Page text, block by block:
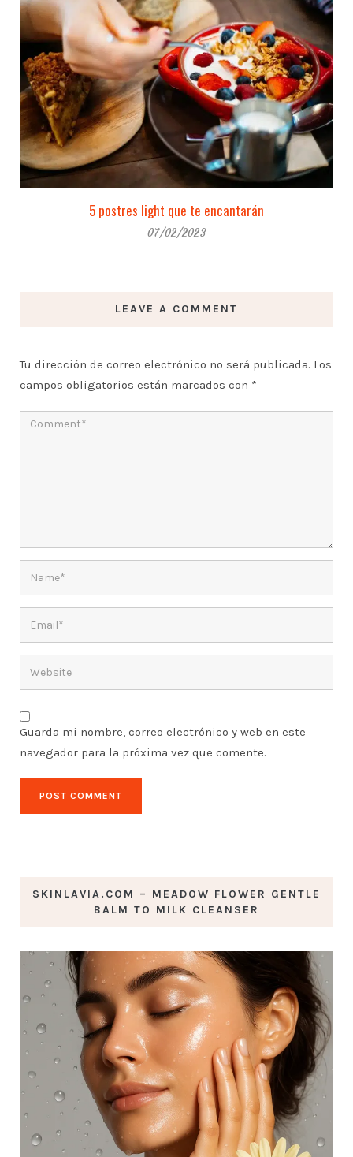
5 postres light que te encantarán
07/02/2023
LEAVE A COMMENT
Tu dirección de correo electrónico no será publicada. Los
campos obligatorios están marcados con *
Guarda mi nombre, correo electrónico y web en este
navegador para la próxima vez que comente.
SKINLAVIA.COM – MEADOW FLOWER GENTLE
BALM TO MILK CLEANSER